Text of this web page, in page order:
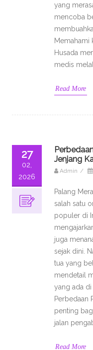
yang
mencoba
Memahami
Husada
medis
Read More
27
02,
2026
Jenjang
Admin /
Palang
salah satu
populer di
juga
sejak dini.
tua yang
mendetail
yang ada
Perbedaan
penting
jalan
Read More